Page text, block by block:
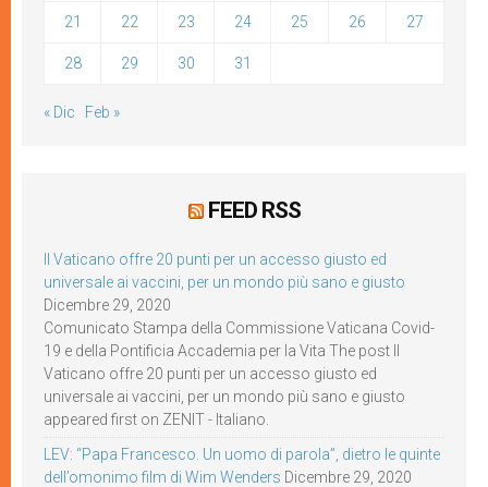
21 22 23 24 25 26 27
28 29 30 31
« Dic Feb »
FEED RSS
Il Vaticano offre 20 punti per un accesso giusto ed
universale ai vaccini, per un mondo più sano e giusto
Dicembre 29, 2020
Comunicato Stampa della Commissione Vaticana Covid-
19 e della Pontificia Accademia per la Vita The post Il
Vaticano offre 20 punti per un accesso giusto ed
universale ai vaccini, per un mondo più sano e giusto
appeared first on ZENIT - Italiano.
LEV: “Papa Francesco. Un uomo di parola”, dietro le quinte
dell’omonimo film di Wim Wenders Dicembre 29, 2020